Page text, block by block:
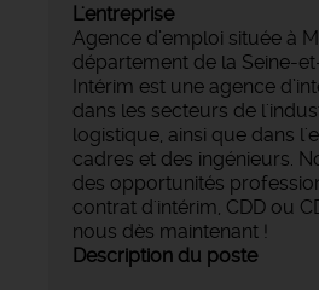
L'entreprise
Agence d’emploi située à
département de la Seine-
Intérim est une agence
dans les secteurs de
logistique, ainsi que dans
cadres et des ingénieurs.
des opportunités
contrat d'intérim, CDD ou
nous dès maintenant !
Description du poste